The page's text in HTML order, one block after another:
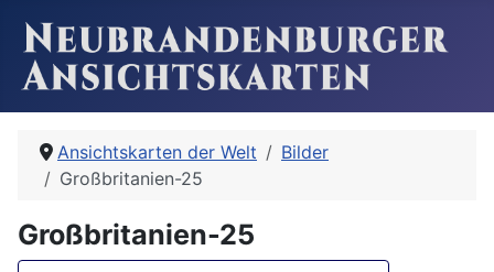
Ansichtskarten der Welt
Bilder
Großbritanien-25
Großbritanien-25